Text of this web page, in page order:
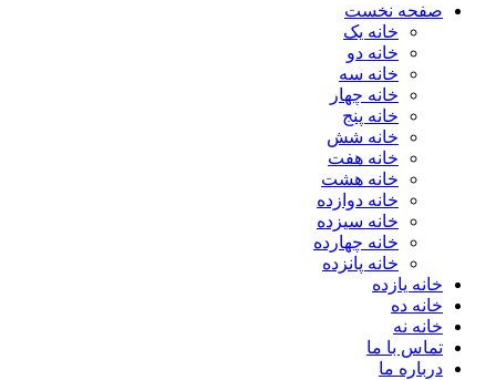
صفحه نخست
خانه یک
خانه دو
خانه سه
خانه چهار
خانه پنج
خانه شش
خانه هفت
خانه هشت
خانه دوازده
خانه سیزده
خانه چهارده
خانه پانزده
خانه یازده
خانه ده
خانه نه
تماس با ما
درباره ما